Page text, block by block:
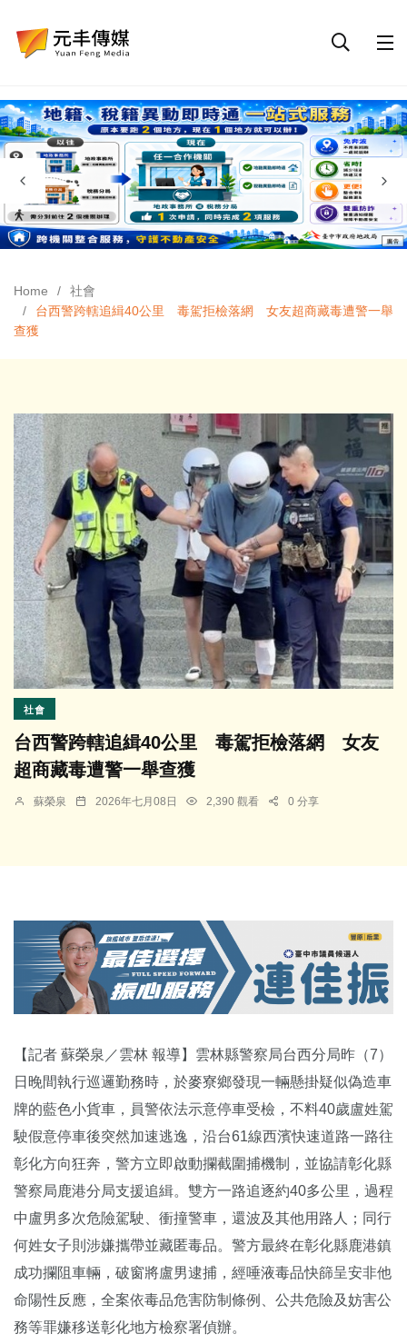
Home
社會
台西警跨轄追緝40公里 毒駕拒檢落網 女友超商藏毒遭警一舉
查獲
社會
台西警跨轄追緝40公里 毒駕拒檢落網 女友
超商藏毒遭警一舉查獲
蘇榮泉 2026年七月08日 2,390 觀看 0 分享
【記者 蘇榮泉／雲林 報導】雲林縣警察局台西分局昨（7）
日晚間執行巡邏勤務時，於麥寮鄉發現一輛懸掛疑似偽造車
牌的藍色小貨車，員警依法示意停車受檢，不料40歲盧姓駕
駛假意停車後突然加速逃逸，沿台61線西濱快速道路一路往
彰化方向狂奔，警方立即啟動攔截圍捕機制，並協請彰化縣
警察局鹿港分局支援追緝。雙方一路追逐約40多公里，過程
中盧男多次危險駕駛、衝撞警車，還波及其他用路人；同行
何姓女子則涉嫌攜帶並藏匿毒品。警方最終在彰化縣鹿港鎮
成功攔阻車輛，破窗將盧男逮捕，經唾液毒品快篩呈安非他
命陽性反應，全案依毒品危害防制條例、公共危險及妨害公
務等罪嫌移送彰化地方檢察署偵辦。